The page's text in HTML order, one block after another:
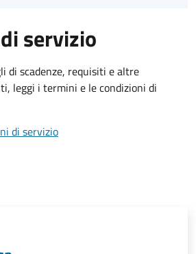
servizio
di scadenze, requisiti e altre
leggi i termini e le condizioni di
di servizio